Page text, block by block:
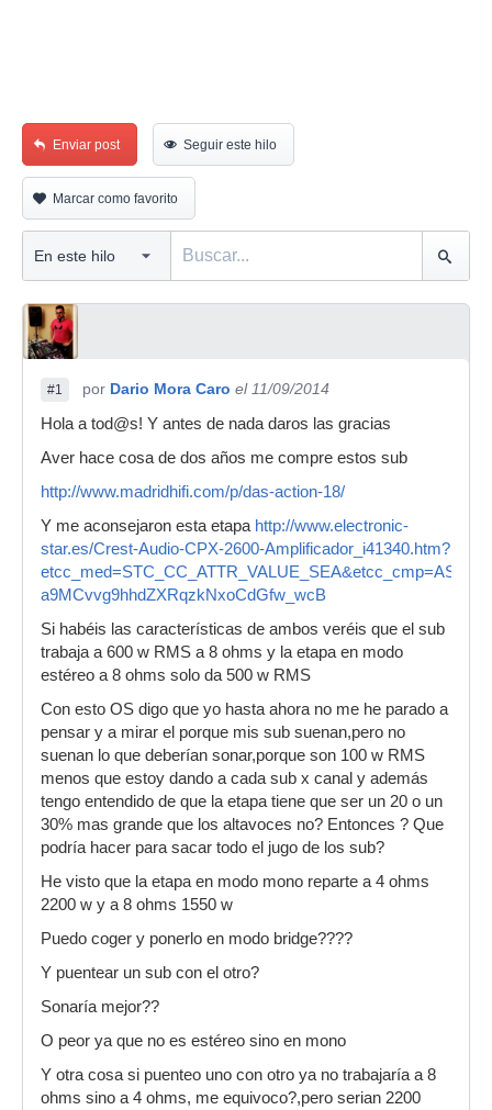
Enviar post Seguir este hilo
Marcar como favorito
#1 por Dario Mora Caro el 11/09/2014
Hola a tod@s! Y antes de nada daros las gracias
Aver hace cosa de dos años me compre estos sub
http://www.madridhifi.com/p/das-action-18/
Y me aconsejaron esta etapa http://www.electronic-
star.es/Crest-Audio-CPX-2600-Amplificador_i41340.htm?
a9MCvvg9hhdZXRqzkNxoCdGfw_wcB
Si habéis las características de ambos veréis que el sub
trabaja a 600 w RMS a 8 ohms y la etapa en modo
estéreo a 8 ohms solo da 500 w RMS
Con esto OS digo que yo hasta ahora no me he parado a
pensar y a mirar el porque mis sub suenan,pero no
suenan lo que deberían sonar,porque son 100 w RMS
menos que estoy dando a cada sub x canal y además
tengo entendido de que la etapa tiene que ser un 20 o un
30% mas grande que los altavoces no? Entonces ? Que
podría hacer para sacar todo el jugo de los sub?
He visto que la etapa en modo mono reparte a 4 ohms
2200 w y a 8 ohms 1550 w
Puedo coger y ponerlo en modo bridge????
Y puentear un sub con el otro?
Sonaría mejor??
O peor ya que no es estéreo sino en mono
Y otra cosa si puenteo uno con otro ya no trabajaría a 8
ohms sino a 4 ohms, me equivoco?,pero serian 2200